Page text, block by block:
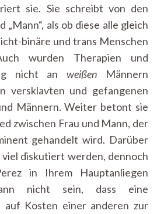
sie. Sie schreibt von den
„Mann“, als ob diese alle gleich
binäre und trans Menschen
wurden Therapien und
nicht anweißen Männern
versklavten und gefangenen
Männern. Weiter betont sie
zwischen Frau und Mann, der
gehandelt wird. Darüber
diskutiert werden, dennoch
in Ihrem Hauptanliegen
nicht sein, dass eine
auf Kosten einer anderen zur